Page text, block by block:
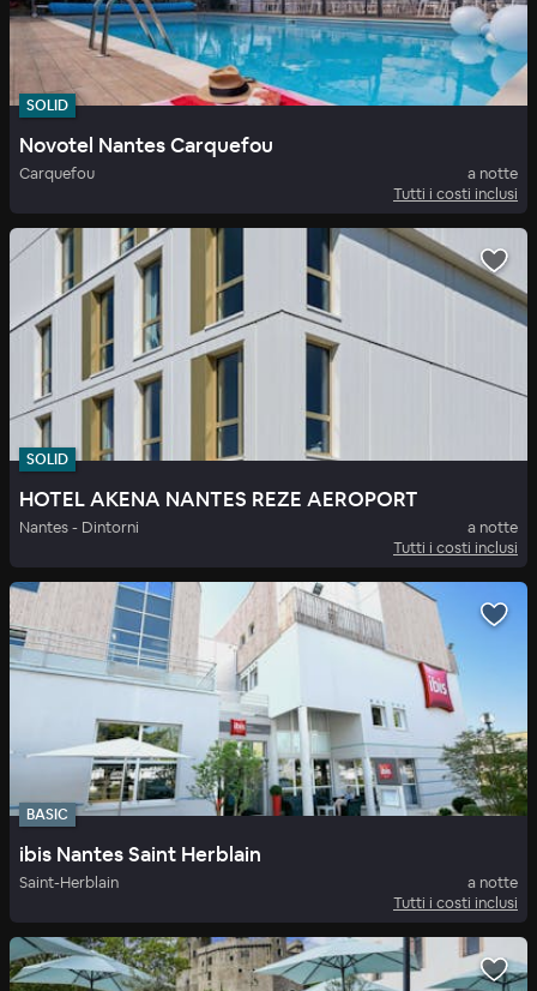
SOLID
Novotel Nantes Carquefou
Carquefou
a notte
Tutti i costi inclusi
SOLID
HOTEL AKENA NANTES REZE AEROPORT
Nantes - Dintorni
a notte
Tutti i costi inclusi
BASIC
ibis Nantes Saint Herblain
Saint-Herblain
a notte
Tutti i costi inclusi